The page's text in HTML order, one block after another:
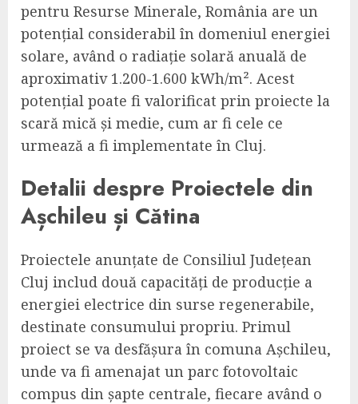
pentru Resurse Minerale, România are un
potențial considerabil în domeniul energiei
solare, având o radiație solară anuală de
aproximativ 1.200-1.600 kWh/m². Acest
potențial poate fi valorificat prin proiecte la
scară mică și medie, cum ar fi cele ce
urmează a fi implementate în Cluj.
Detalii despre Proiectele din
Așchileu și Cătina
Proiectele anunțate de Consiliul Județean
Cluj includ două capacități de producție a
energiei electrice din surse regenerabile,
destinate consumului propriu. Primul
proiect se va desfășura în comuna Așchileu,
unde va fi amenajat un parc fotovoltaic
compus din șapte centrale, fiecare având o